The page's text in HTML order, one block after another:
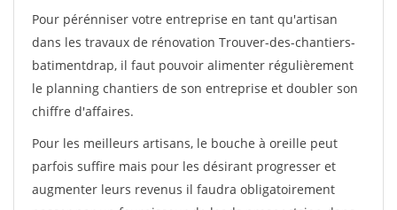
Pour pérénniser votre entreprise en tant qu'artisan
dans les travaux de rénovation Trouver-des-chantiers-
batimentdrap, il faut pouvoir alimenter régulièrement
le planning chantiers de son entreprise et doubler son
chiffre d'affaires.
Pour les meilleurs artisans, le bouche à oreille peut
parfois suffire mais pour les désirant progresser et
augmenter leurs revenus il faudra obligatoirement